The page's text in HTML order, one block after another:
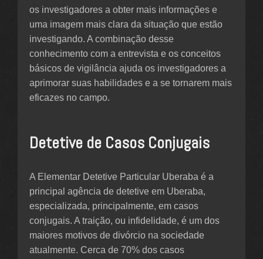
os investigadores a obter mais informações e
uma imagem mais clara da situação que estão
investigando. A combinação desse
conhecimento com a entrevista e os conceitos
básicos de vigilância ajuda os investigadores a
aprimorar suas habilidades e a se tornarem mais
eficazes no campo.
Detetive de Casos Conjugais
A Elementar Detetive Particular Uberaba é a
principal agência de detetive em Uberaba,
especializada, principalmente, em casos
conjugais. A traição, ou infidelidade, é um dos
maiores motivos de divórcio na sociedade
atualmente. Cerca de 70% dos casos